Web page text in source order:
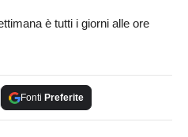
è tutti i giorni alle ore
Fonti Preferite